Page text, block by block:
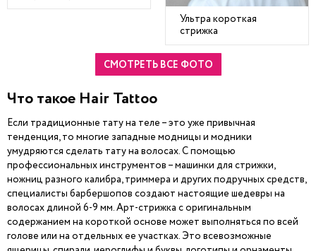
Ультра короткая
стрижка
СМОТРЕТЬ ВСЕ ФОТО
Что такое Hair Tattoo
Если традиционные тату на теле – это уже привычная
тенденция, то многие западные модницы и модники
умудряются сделать тату на волосах. С помощью
профессиональных инструментов – машинки для стрижки,
ножниц разного калибра, триммера и других подручных средств,
специалисты барбершопов создают настоящие шедевры на
волосах длиной 6-9 мм. Арт-стрижка с оригинальным
содержанием на короткой основе может выполняться по всей
голове или на отдельных ее участках. Это всевозможные